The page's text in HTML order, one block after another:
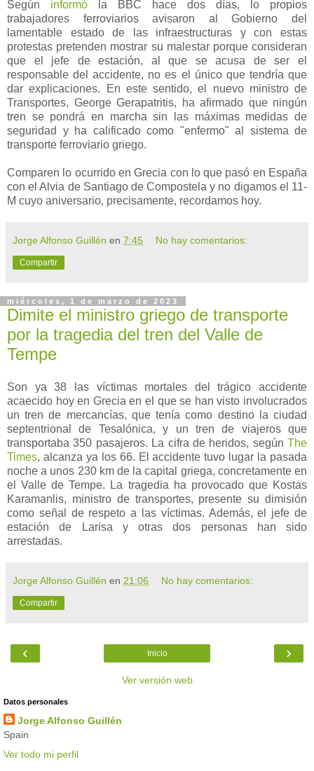
Según informó la BBC hace dos días, lo propios
trabajadores ferroviarios avisaron al Gobierno del
lamentable estado de las infraestructuras y con estas
protestas pretenden mostrar su malestar porque consideran
que el jefe de estación, al que se acusa de ser el
responsable del accidente, no es el único que tendría que
dar explicaciones. En este sentido, el nuevo ministro de
Transportes, George Gerapatritis, ha afirmado que ningún
tren se pondrá en marcha sin las máximas medidas de
seguridad y ha calificado como "enfermo" al sistema de
transporte ferroviario griego.
Comparen lo ocurrido en Grecia con lo que pasó en España
con el Alvia de Santiago de Compostela y no digamos el 11-
M cuyo aniversario, precisamente, recordamos hoy.
Jorge Alfonso Guillén en 7:45 No hay comentarios:
Compartir
miércoles, 1 de marzo de 2023
Dimite el ministro griego de transporte
por la tragedia del tren del Valle de
Tempe
Son ya 38 las víctimas mortales del trágico accidente
acaecido hoy en Grecia en el que se han visto involucrados
un tren de mercancías, que tenía como destino la ciudad
septentrional de Tesalónica, y un tren de viajeros que
transportaba 350 pasajeros. La cifra de heridos, según The
Times, alcanza ya los 66. El accidente tuvo lugar la pasada
noche a unos 230 km de la capital griega, concretamente en
el Valle de Tempe. La tragedia ha provocado que Kostas
Karamanlis, ministro de transportes, presente su dimisión
como señal de respeto a las víctimas. Además, el jefe de
estación de Larisa y otras dos personas han sido
arrestadas.
Jorge Alfonso Guillén en 21:06 No hay comentarios:
Compartir
‹ ›
Inicio
Ver versión web
Datos personales
Jorge Alfonso Guillén
Spain
Ver todo mi perfil